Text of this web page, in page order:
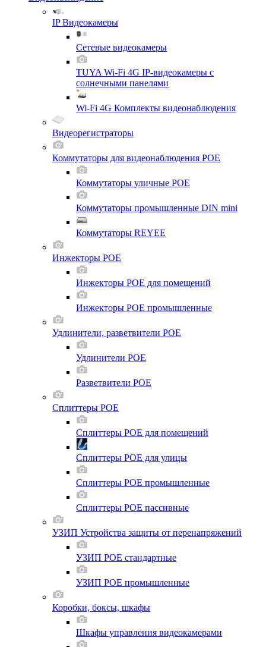
IP Видеокамеры
Сетевые видеокамеры
TUYA Wi-Fi 4G IP-видеокамеры с
солнечными панелями
Wi-Fi 4G Комплекты видеонаблюдения
Видеорегистраторы
Коммутаторы для видеонаблюдения POE
Коммутаторы уличные POE
Коммутаторы промышленные DIN mini
Коммутаторы REYEE
Инжекторы POE
Инжекторы POE для помещений
Инжекторы POE промышленные
Удлинители, разветвители POE
Удлинители POE
Разветвители POE
Сплиттеры POE
Сплиттеры POE для помещений
Сплиттеры POE для улицы
Сплиттеры POE промышленные
Сплиттеры POE пассивные
УЗИП Устройства защиты от перенапряжений
УЗИП POE стандартные
УЗИП POE промышленные
Коробки, боксы, шкафы
Шкафы управления видеокамерами